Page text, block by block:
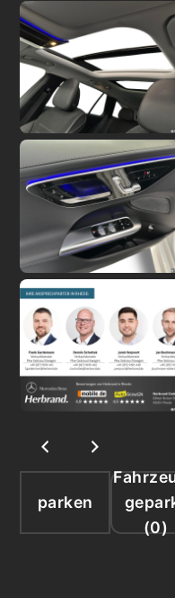
parken
(0)